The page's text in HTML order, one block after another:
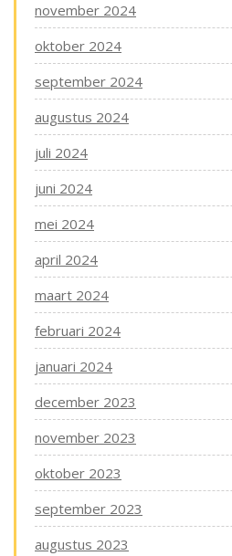
november 2024
oktober 2024
september 2024
augustus 2024
juli 2024
juni 2024
mei 2024
april 2024
maart 2024
februari 2024
januari 2024
december 2023
november 2023
oktober 2023
september 2023
augustus 2023